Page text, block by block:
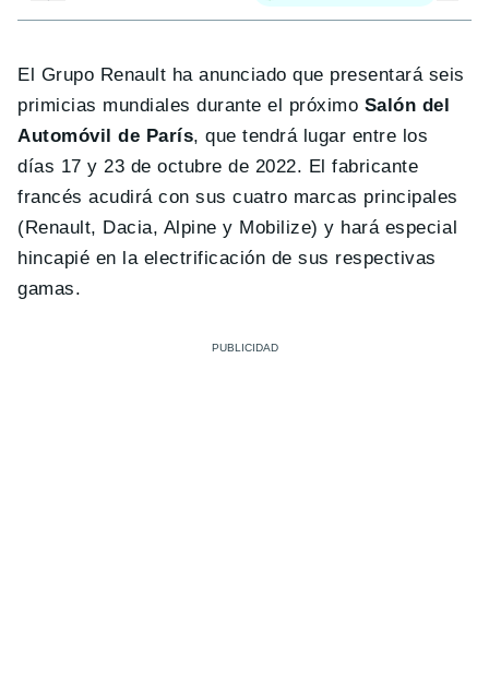
El Grupo Renault ha anunciado que presentará seis
primicias mundiales durante el próximo Salón del
Automóvil de París, que tendrá lugar entre los
días 17 y 23 de octubre de 2022. El fabricante
francés acudirá con sus cuatro marcas principales
(Renault, Dacia, Alpine y Mobilize) y hará especial
hincapié en la electrificación de sus respectivas
gamas.